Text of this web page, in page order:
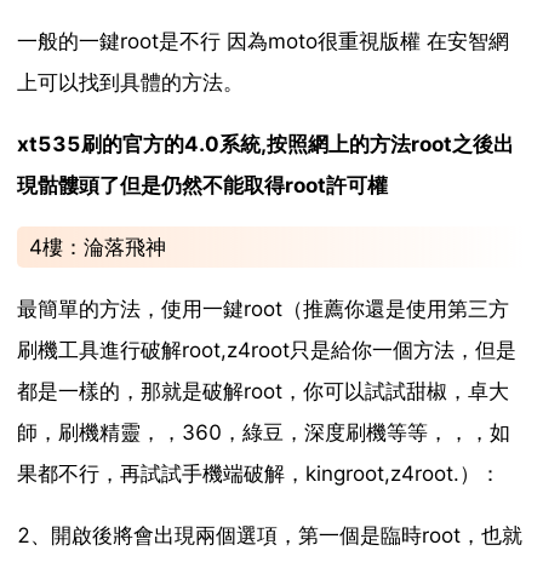
一般的一鍵root是不行 因為moto很重視版權 在安智網
上可以找到具體的方法。
xt535刷的官方的4.0系統,按照網上的方法root之後出
現骷髏頭了但是仍然不能取得root許可權
4樓：淪落飛神
最簡單的方法，使用一鍵root（推薦你還是使用第三方
刷機工具進行破解root,z4root只是給你一個方法，但是
都是一樣的，那就是破解root，你可以試試甜椒，卓大
師，刷機精靈，，360，綠豆，深度刷機等等，，，如
果都不行，再試試手機端破解，kingroot,z4root.）：
2、開啟後將會出現兩個選項，第一個是臨時root，也就